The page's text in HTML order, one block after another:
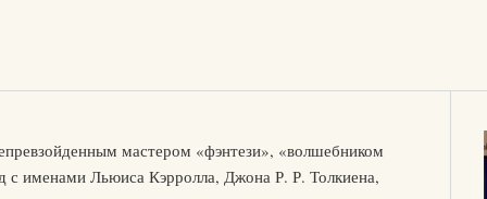
мастером «фэнтези», «волшебником
с именами Льюиса Кэрролла, Джона Р. Р. Толкиена,